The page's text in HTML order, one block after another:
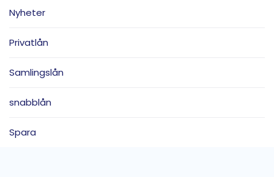
Nyheter
Privatlån
Samlingslån
snabblån
Spara